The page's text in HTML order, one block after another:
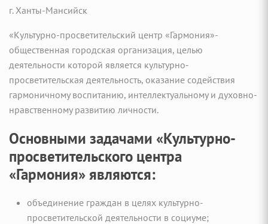
г. Ханты-Мансийск
«Культурно-просветительский центр «Гармония»-
общественная городская организация, целью
деятельности которой является культурно-
просветительская деятельность, оказание содействия
гармоничному воспитанию, интеллектуальному и духовно-
нравственному развитию личности.
Основными задачами «Культурно-
просветительского центра
«Гармония» являются:
объединение граждан в целях культурно-
просветительской деятельности в социуме;